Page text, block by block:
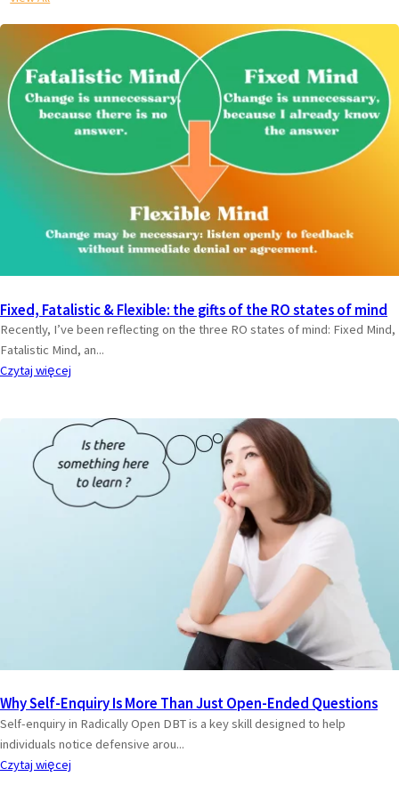
Fixed, Fatalistic & Flexible: the gifts of the RO states of mind
Recently, I’ve been reflecting on the three RO states of mind: Fixed Mind,
Fatalistic Mind, an...
Czytaj więcej
Why Self-Enquiry Is More Than Just Open-Ended Questions
Self-enquiry in Radically Open DBT is a key skill designed to help
individuals notice defensive arou...
Czytaj więcej